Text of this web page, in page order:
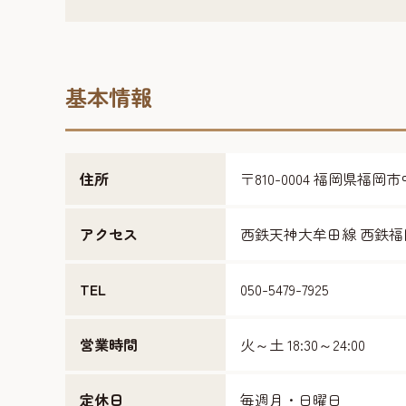
基本情報
住所 〒810-0004 福岡県福岡
アクセス 西鉄天神大牟田線 西鉄
TEL 050-5479-7925
営業時間 火～土 18:30～24:00
定休日 毎週月・日曜日